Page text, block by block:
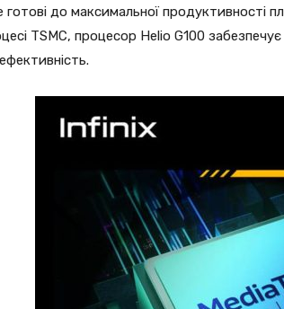
готові до максимальної продуктивності
TSMC, процесор Helio G100